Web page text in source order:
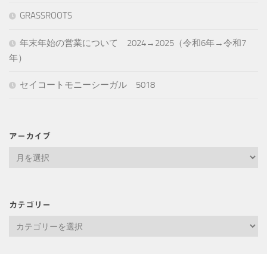
GRASSROOTS
年末年始の営業について 2024→2025（令和6年→令和7
年）
セイコートモニーシーガル 5018
アーカイブ
ブ
カテゴリー